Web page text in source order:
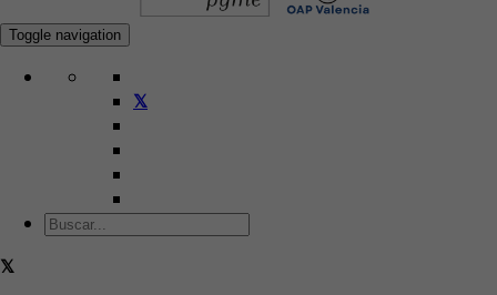
Toggle navigation